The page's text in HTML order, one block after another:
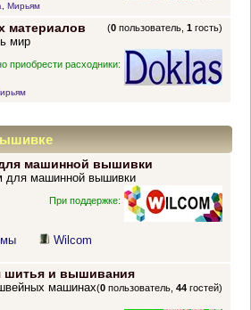
, Мирьям
материалов (0 пользователь,1 гость)
мир
приобрести расходники:
машинной вышивки
для машинной вышивки
При поддержке:
Wilcom
шитья и вышивания
(0 пользователь,44 гостей)
машинах